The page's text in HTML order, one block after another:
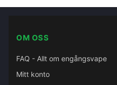
OM OSS
FAQ - Allt om engångsvape
Mitt konto